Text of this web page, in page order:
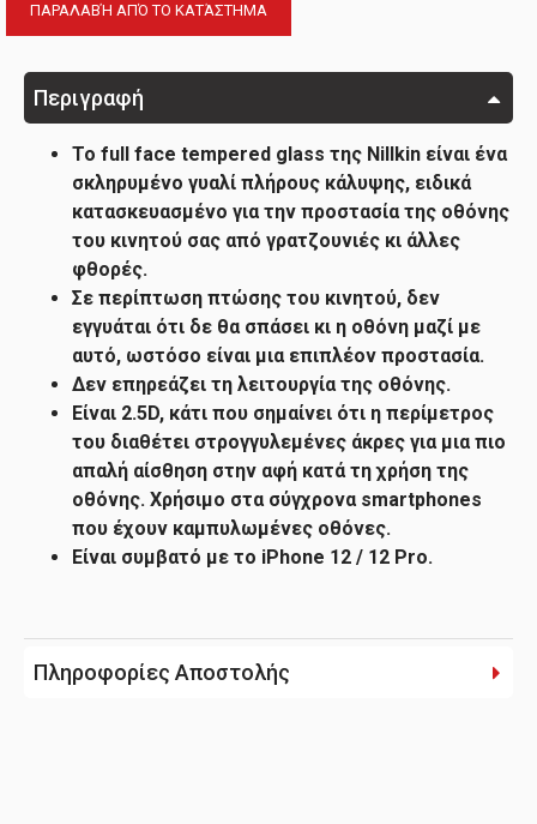
ΠΑΡΑΛΑΒΉ ΑΠΌ ΤΟ ΚΑΤΆΣΤΗΜΑ
Περιγραφή
Το full face tempered glass της Nillkin είναι ένα
σκληρυμένο γυαλί πλήρους κάλυψης, ειδικά
κατασκευασμένο για την προστασία της οθόνης
του κινητού σας από γρατζουνιές κι άλλες
φθορές.
Σε περίπτωση πτώσης του κινητού, δεν
εγγυάται ότι δε θα σπάσει κι η οθόνη μαζί με
αυτό, ωστόσο είναι μια επιπλέον προστασία.
Δεν επηρεάζει τη λειτουργία της οθόνης.
Είναι 2.5D, κάτι που σημαίνει ότι η περίμετρος
του διαθέτει στρογγυλεμένες άκρες για μια πιο
απαλή αίσθηση στην αφή κατά τη χρήση της
οθόνης. Χρήσιμο στα σύγχρονα smartphones
που έχουν καμπυλωμένες οθόνες.
Είναι συμβατό με το iPhone 12 / 12 Pro.
Πληροφορίες Αποστολής